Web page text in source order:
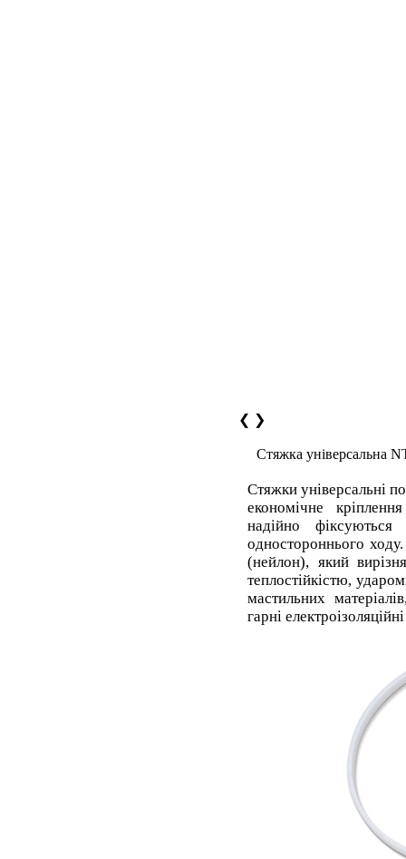
❮ ❯
Стяжка універсальна
Стяжки універсальні
економічне
надійно
одностороннього
(нейлон), який
теплостійкістю,
мастильних
гарні